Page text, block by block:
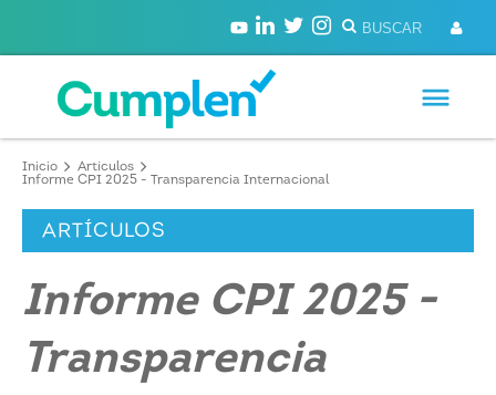
Inicio
Artículos
Informe CPI 2025 - Transparencia Internacional
ARTÍCULOS
Informe CPI 2025 -
Transparencia